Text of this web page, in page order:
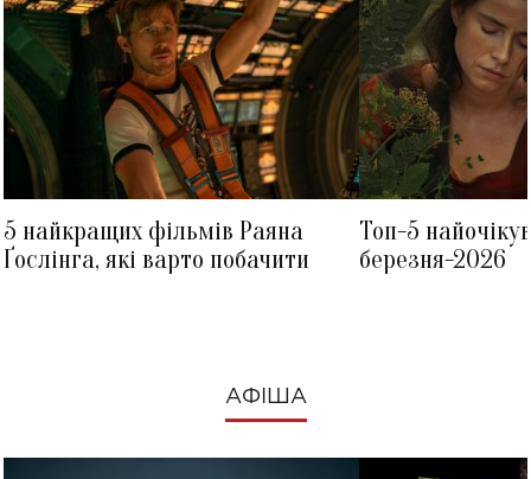
5 найкращих фільмів Раяна
Ґослінга, які варто побачити
Топ-5
березня-2026
АФІША